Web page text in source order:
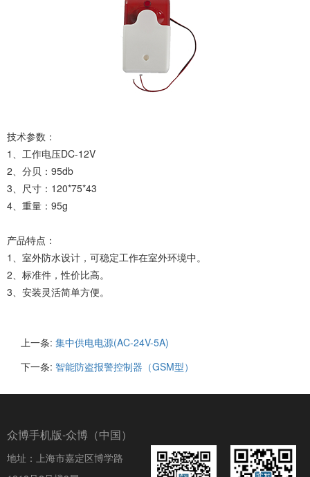
技术参数：
1、工作电压DC-12V
2、分贝：95db
3、尺寸：120*75*43
4、重量：95g
产品特点：
1、室外防水设计，可稳定工作在室外环境中。
2、标准件，性价比高。
3、安装灵活简单方便。
上一条: 集中供电电源(AC-24V-5A)
下一条: 智能防盗报警控制器（GSM型）
众博手机版-众博（中国）
地址：上海市嘉定区博学路